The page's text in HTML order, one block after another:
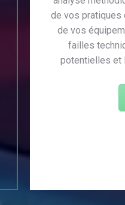
de vos pratiques
de vos
failles
potentielles et